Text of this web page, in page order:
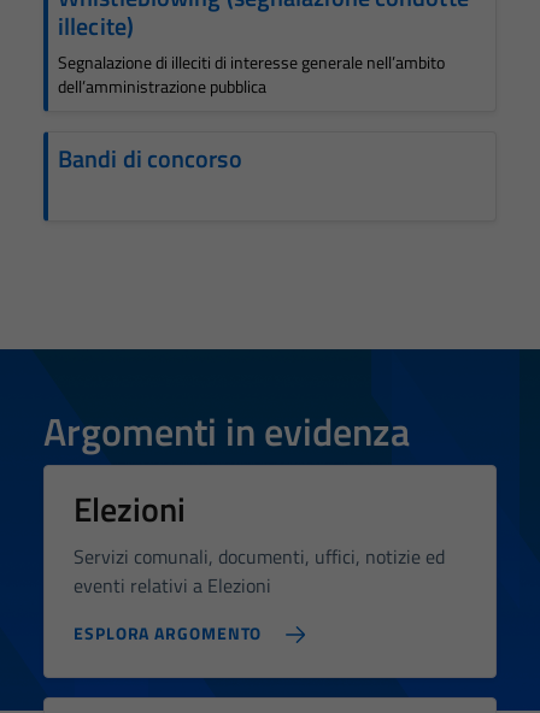
illecite)
Segnalazione di illeciti di interesse generale nell’ambito
dell’amministrazione pubblica
Bandi di concorso
Argomenti in evidenza
Elezioni
Servizi comunali, documenti, uffici, notizie ed
eventi relativi a Elezioni
ESPLORA ARGOMENTO